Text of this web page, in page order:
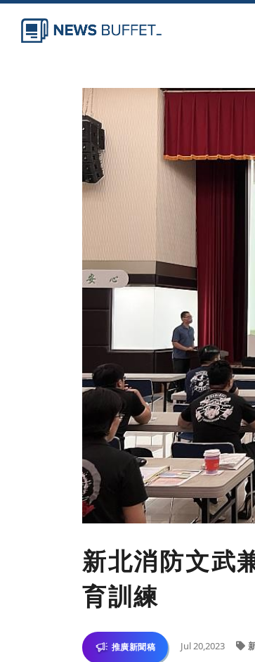
新北消防文武
育訓練
推廣新聞稿 Jul 20,2023